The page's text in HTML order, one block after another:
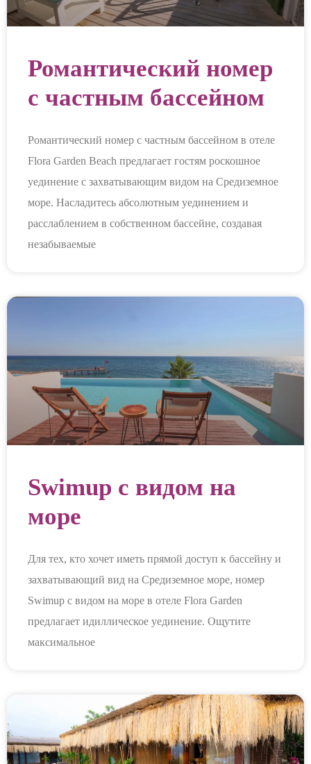
Романтический номер
с частным бассейном
Романтический номер с частным бассейном в отеле
Flora Garden Beach предлагает гостям роскошное
уединение с захватывающим видом на Средиземное
море. Насладитесь абсолютным уединением и
расслаблением в собственном бассейне, создавая
незабываемые
Swimup с видом на
море
Для тех, кто хочет иметь прямой доступ к бассейну и
захватывающий вид на Средиземное море, номер
Swimup с видом на море в отеле Flora Garden
предлагает идиллическое уединение. Ощутите
максимальное